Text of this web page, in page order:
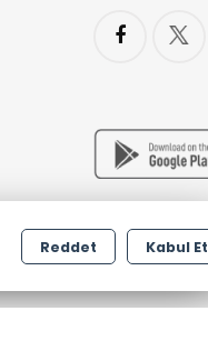
Reddet Kabul Et